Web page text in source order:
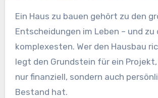
Ein Haus zu bauen gehört zu den größten
Entscheidungen im Leben – und zu
komplexesten. Wer den Hausbau
legt den Grundstein für ein
nur finanziell, sondern auch
Bestand hat.